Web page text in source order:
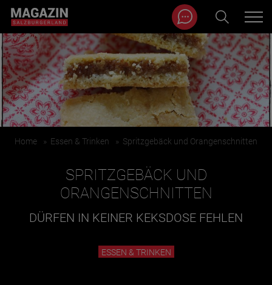
Zum Inhalt springen
BEITRÄGE IN MEINER NÄHE
Magazin durchsuchen...
Home » Essen & Trinken » Spritzgebäck und Orangenschnitten
SPRITZGEBÄCK UND
ORANGENSCHNITTEN
DÜRFEN IN KEINER KEKSDOSE FEHLEN
ESSEN & TRINKEN